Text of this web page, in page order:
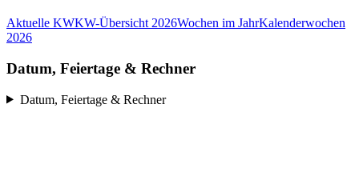
Aktuelle KWKW-Übersicht 2026Wochen im JahrKalenderwochen
2026
Datum, Feiertage & Rechner
Datum, Feiertage & Rechner